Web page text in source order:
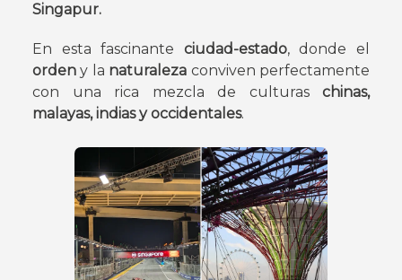
Singapur.
En esta fascinante ciudad-estado, donde el
ordeny la naturaleza conviven perfectamente
con una rica mezcla de culturas chinas,
malayas, indias y occidentales.